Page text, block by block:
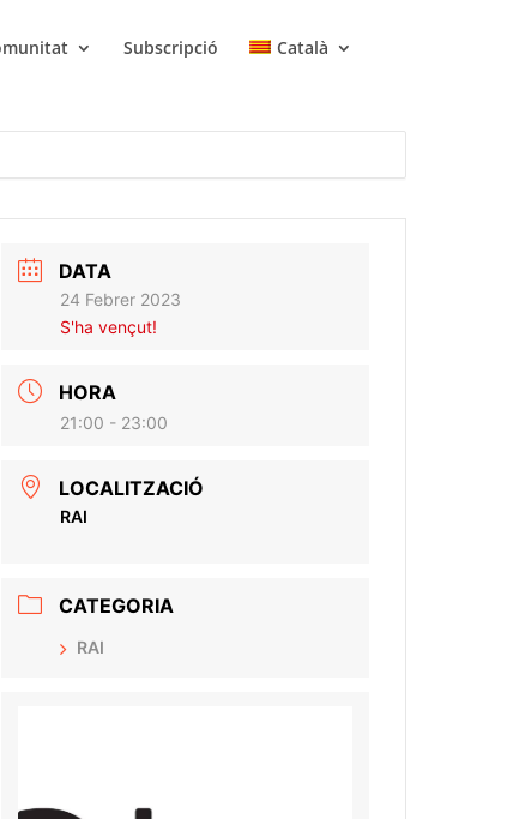
Subscripció Català
DATA
24 Febrer 2023
S'ha vençut!
HORA
21:00 - 23:00
LOCALITZACIÓ
RAI
CATEGORIA
RAI